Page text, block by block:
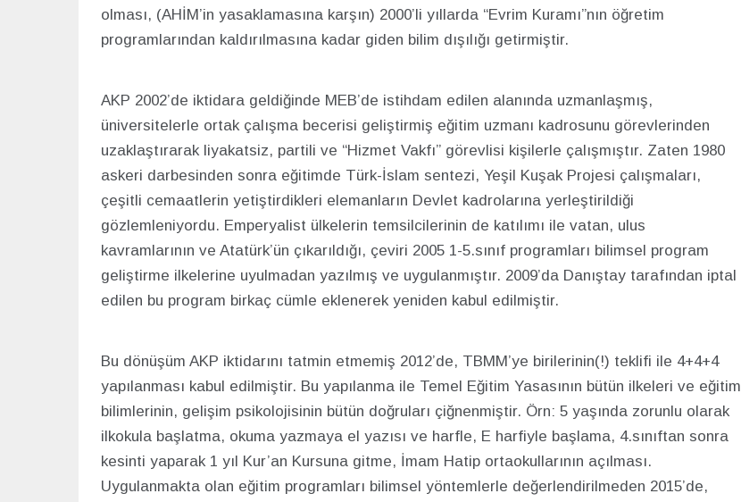
olması, (AHİM’in yasaklamasına karşın) 2000’li yıllarda “Evrim Kuramı”nın öğretim
programlarından kaldırılmasına kadar giden bilim dışılığı getirmiştir.
AKP 2002’de iktidara geldiğinde MEB’de istihdam edilen alanında uzmanlaşmış,
üniversitelerle ortak çalışma becerisi geliştirmiş eğitim uzmanı kadrosunu görevlerinden
uzaklaştırarak liyakatsiz, partili ve “Hizmet Vakfı” görevlisi kişilerle çalışmıştır. Zaten 1980
askeri darbesinden sonra eğitimde Türk-İslam sentezi, Yeşil Kuşak Projesi çalışmaları,
çeşitli cemaatlerin yetiştirdikleri elemanların Devlet kadrolarına yerleştirildiği
gözlemleniyordu. Emperyalist ülkelerin temsilcilerinin de katılımı ile vatan, ulus
kavramlarının ve Atatürk’ün çıkarıldığı, çeviri 2005 1-5.sınıf programları bilimsel program
geliştirme ilkelerine uyulmadan yazılmış ve uygulanmıştır. 2009’da Danıştay tarafından iptal
edilen bu program birkaç cümle eklenerek yeniden kabul edilmiştir.
Bu dönüşüm AKP iktidarını tatmin etmemiş 2012’de, TBMM’ye birilerinin(!) teklifi ile 4+4+4
yapılanması kabul edilmiştir. Bu yapılanma ile Temel Eğitim Yasasının bütün ilkeleri ve eğitim
bilimlerinin, gelişim psikolojisinin bütün doğruları çiğnenmiştir. Örn: 5 yaşında zorunlu olarak
ilkokula başlatma, okuma yazmaya el yazısı ve harfle, E harfiyle başlama, 4.sınıftan sonra
kesinti yaparak 1 yıl Kur’an Kursuna gitme, İmam Hatip ortaokullarının açılması.
Uygulanmakta olan eğitim programları bilimsel yöntemlerle değerlendirilmeden 2015’de,